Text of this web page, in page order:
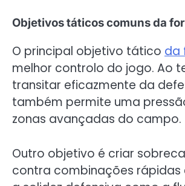
Objetivos táticos comuns da
O principal objetivo tático da
melhor controlo do jogo. Ao
transitar eficazmente da
também permite uma
zonas avançadas do campo.
Outro objetivo é criar
contra combinações rápidas